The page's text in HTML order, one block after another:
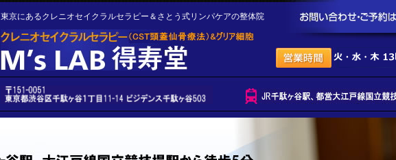
東京にあるクレニオセイクラルセラピー＆さとう式リンパケアの整体院